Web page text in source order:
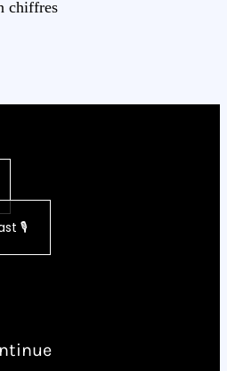
chiffres
🎙️